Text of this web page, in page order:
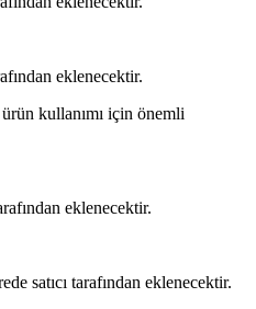
eklenecektir.
kullanımı için önemli
eklenecektir.
satıcı tarafından eklenecektir.